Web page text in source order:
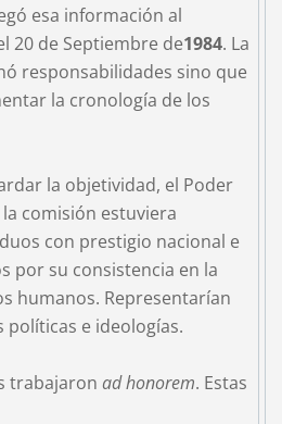
esa información al
20 de Septiembre de1984. La
responsabilidades sino que
la cronología de los
la objetividad, el Poder
comisión estuviera
con prestigio nacional e
por su consistencia en la
humanos. Representarían
e ideologías.
trabajaron ad honorem. Estas